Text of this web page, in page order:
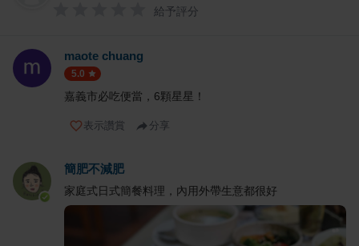
給予評分
maote chuang
5.0
嘉義市必吃便當，6顆星星！
表示讚賞 分享
簡肥不減肥
家庭式日式簡餐料理，內用外帶生意都很好